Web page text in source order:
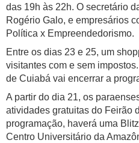
das 19h às 22h. O secretário
Rogério Galo, e empresários
Política x Empreendedorismo.
Entre os dias 23 e 25, um
visitantes com e sem
de Cuiabá vai encerrar a
A partir do dia 21, os
atividades gratuitas do Feirão
programação, haverá uma
Centro Universitário da